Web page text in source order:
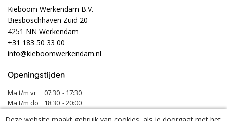
Kieboom Werkendam B.V.
Biesboschhaven Zuid 20
4251 NN Werkendam
+31 183 50 33 00
info@kieboomwerkendam.nl
Openingstijden
Ma t/m vr 07:30 - 17:30
Ma t/m do
18:30 - 20:00